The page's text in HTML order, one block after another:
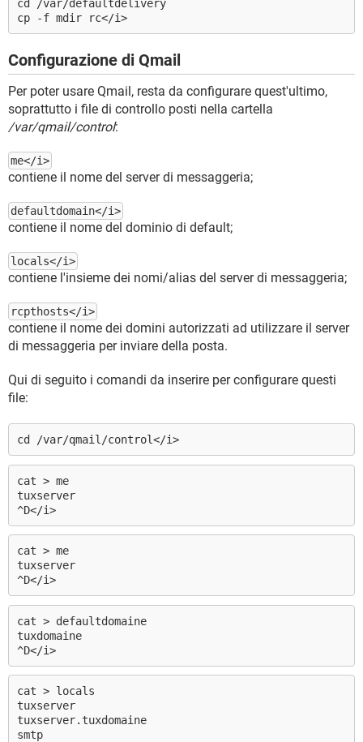
cd /var/defaultdelivery
cp -f mdir rc</i>
Configurazione di Qmail
Per poter usare Qmail, resta da configurare quest'ultimo,
soprattutto i file di controllo posti nella cartella
/var/qmail/control:
me</i>
contiene il nome del server di messaggeria;
defaultdomain</i>
contiene il nome del dominio di default;
locals</i>
contiene l'insieme dei nomi/alias del server di messaggeria;
rcpthosts</i>
contiene il nome dei domini autorizzati ad utilizzare il server
di messaggeria per inviare della posta.
Qui di seguito i comandi da inserire per configurare questi
file:
cd /var/qmail/control</i>
cat > me
tuxserver
^D</i>
cat > me
tuxserver
^D</i>
cat > defaultdomaine
tuxdomaine
^D</i>
cat > locals
tuxserver
tuxserver.tuxdomaine
smtp